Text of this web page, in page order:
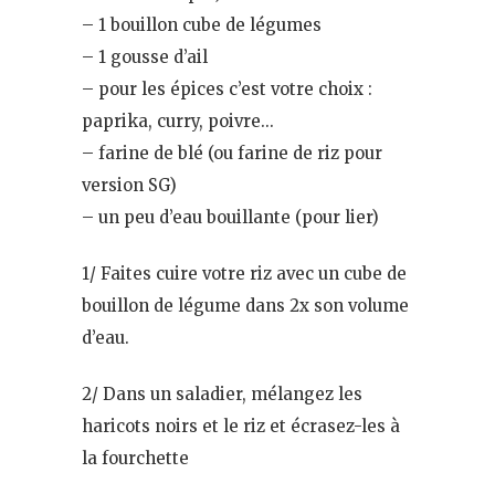
– 1 bouillon cube de légumes
– 1 gousse d’ail
– pour les épices c’est votre choix :
paprika, curry, poivre…
– farine de blé (ou farine de riz pour
version SG)
– un peu d’eau bouillante (pour lier)
1/ Faites cuire votre riz avec un cube de
bouillon de légume dans 2x son volume
d’eau.
2/ Dans un saladier, mélangez les
haricots noirs et le riz et écrasez-les à
la fourchette